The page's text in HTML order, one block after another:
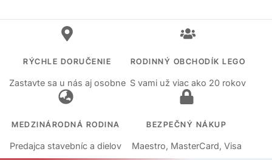
RÝCHLE DORUČENIE
Zastavte sa u nás aj osobne
RODINNÝ OBCHODÍK LEGO
S vami už viac ako 20 rokov
MEDZINÁRODNÁ RODINA
Predajca stavebníc a dielov
BEZPEČNÝ NÁKUP
Maestro, MasterCard, Visa